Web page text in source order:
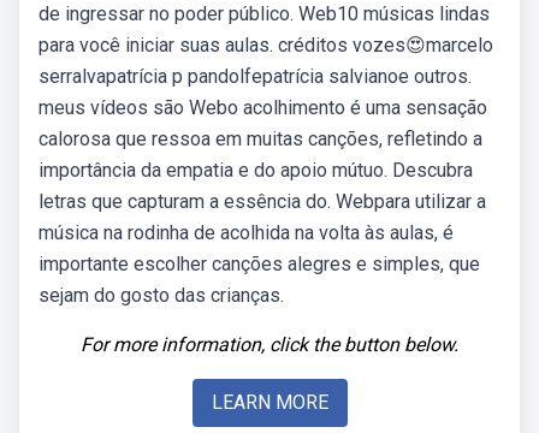
de ingressar no poder público. Web10 músicas lindas
para você iniciar suas aulas. créditos vozes😍marcelo
serralvapatrícia p pandolfepatrícia salvianoe outros.
meus vídeos são Webo acolhimento é uma sensação
calorosa que ressoa em muitas canções, refletindo a
importância da empatia e do apoio mútuo. Descubra
letras que capturam a essência do. Webpara utilizar a
música na rodinha de acolhida na volta às aulas, é
importante escolher canções alegres e simples, que
sejam do gosto das crianças.
For more information, click the button below.
LEARN MORE